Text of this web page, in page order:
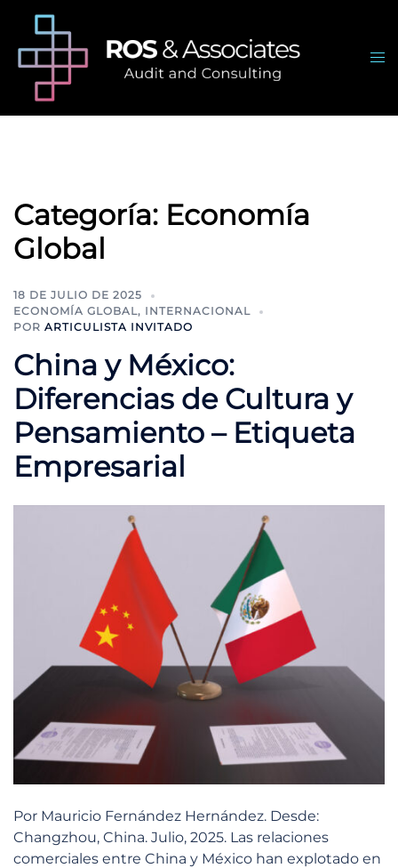
contenido
Categoría: Economía
Global
18 DE JULIO DE 2025
ECONOMÍA GLOBAL, INTERNACIONAL
POR ARTICULISTA INVITADO
China y México:
Diferencias de Cultura y
Pensamiento – Etiqueta
Empresarial
Por Mauricio Fernández Hernández. Desde:
Changzhou, China. Julio, 2025. Las relaciones
comerciales entre China y México han explotado en